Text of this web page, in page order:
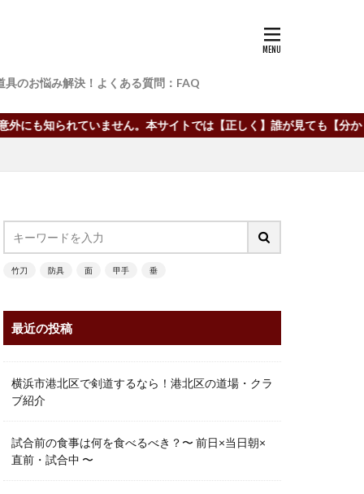
具のお悩み解決！よくある質問：FAQ
られていません。本サイトでは【正しく】誰が見ても【分かりやす
竹刀 防具 面 甲手 垂
最近の投稿
横浜市港北区で剣道するなら！港北区の道場・クラ
ブ紹介
試合前の食事は何を食べるべき？〜 前日×当日朝×
直前・試合中 〜